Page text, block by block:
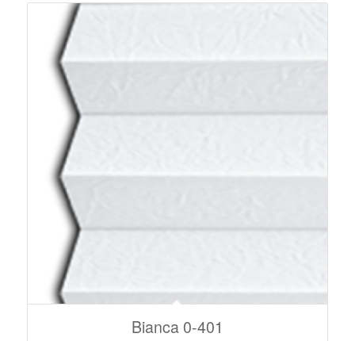
Bianca 0-401